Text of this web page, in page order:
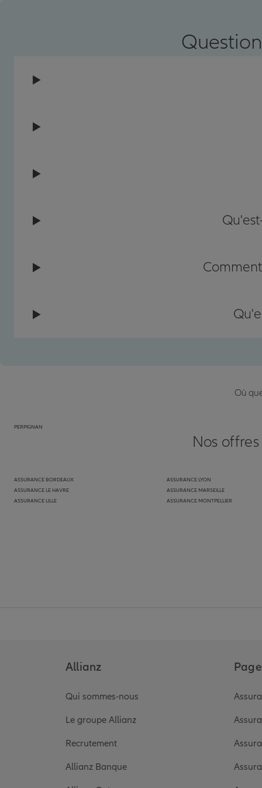
Où
PERPIGNAN
Nos
ASSURANCE BORDEAUX
ASSURANCE LE HAVRE
ASSURANCE LILLE
ASSURANCE LYON
ASSURANCE MARSEILLE
ASSURANCE MONTPELLIER
Allianz
Qui sommes-nous
Le groupe Allianz
Recrutement
Allianz Banque